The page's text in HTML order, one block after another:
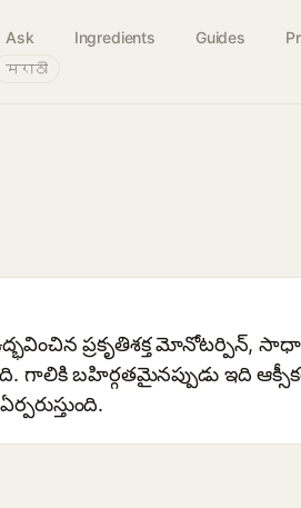
Ask Ingredients Guides
मराठी
ప్రకృతిశక్త మోనోటర్పిన్,
బహిర్గతమైనప్పుడు ఇది